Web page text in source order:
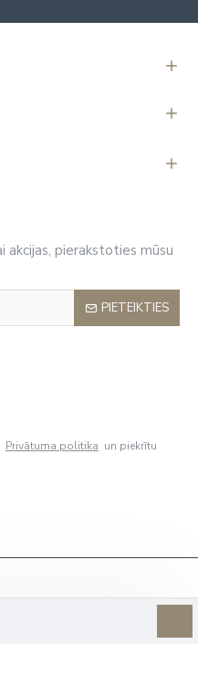
akcijas, pierakstoties mūsu
PIETEIKTIES
Privātuma politika un piekrītu